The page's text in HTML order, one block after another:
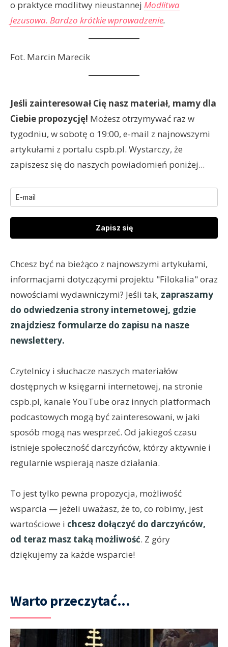
o praktyce modlitwy nieustannej Modlitwa
Jezusowa. Bardzo krótkie wprowadzenie.
Fot. Marcin Marecik
Jeśli zainteresował Cię nasz materiał, mamy dla
Ciebie propozycję! Możesz otrzymywać raz w
tygodniu, w sobotę o 19:00, e-mail z najnowszymi
artykułami z portalu cspb.pl. Wystarczy, że
zapiszesz się do naszych powiadomień poniżej...
Zapisz się
Chcesz być na bieżąco z najnowszymi artykułami,
informacjami dotyczącymi projektu "Filokalia" oraz
nowościami wydawniczymi? Jeśli tak, zapraszamy
do odwiedzenia strony internetowej, gdzie
znajdziesz formularze do zapisu na nasze
newslettery.
Czytelnicy i słuchacze naszych materiałów
dostępnych w księgarni internetowej, na stronie
cspb.pl, kanale YouTube oraz innych platformach
podcastowych mogą być zainteresowani, w jaki
sposób mogą nas wesprzeć. Od jakiegoś czasu
istnieje społeczność darczyńców, którzy aktywnie i
regularnie wspierają nasze działania.
To jest tylko pewna propozycja, możliwość
wsparcia — jeżeli uważasz, że to, co robimy, jest
wartościowe i chcesz dołączyć do darczyńców,
od teraz masz taką możliwość. Z góry
dziękujemy za każde wsparcie!
Warto przeczytać...